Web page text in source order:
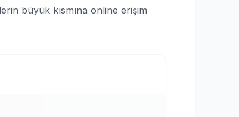
büyük kısmına online erişim